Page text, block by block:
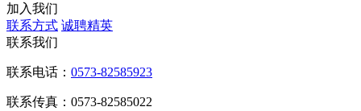
加入我们
联系方式 诚聘精英
联系我们
联系电话： 0573-82585923
联系传真：0573-82585022